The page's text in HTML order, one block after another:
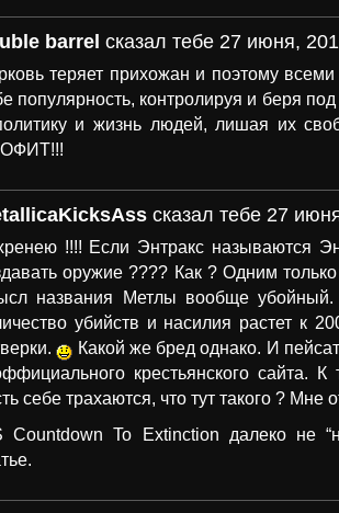
barrel сказал тебе 27 июня,
теряет прихожан и поэтому
популярность, контролируя и беря
и жизнь людей, лишая их
сказал тебе 27
!!!! Если Энтракс называются
оружие ???? Как ? Одним
названия Метлы вообще
убийств и насилия растет к
Какой же бред однако. И
крестьянского сайта.
себе трахаются, что тут такого ? Мне
Countdown To Extinction далеко не